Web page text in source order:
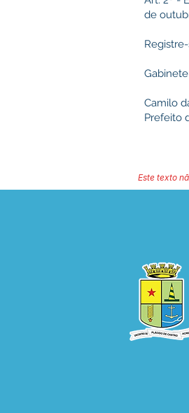
de
Camilo
Prefeito
Este texto